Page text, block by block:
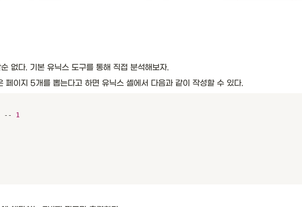
없다. 기본 유닉스 도구를 통해 직접 분석해보자.
페이지 5개를 뽑는다고 하면 유닉스 셸에서 다음과 같이 작성할 수 있다.
-- 1